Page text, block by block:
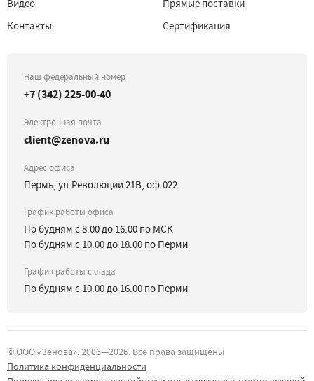
Видео
Контакты
Прямые поставки
Сертификация
Наш федеральный номер
+7 (342) 225-00-40
Электронная почта
client@zenova.ru
Адрес офиса
Пермь, ул.Революции 21В, оф.022
График работы офиса
По будням с 8.00 до 16.00 по МСК
По будням с 10.00 до 18.00 по Перми
График работы склада
По будням с 10.00 до 16.00 по Перми
©ООО «Зенова», 2006—2026. Все права защищены
Политика конфиденциальности